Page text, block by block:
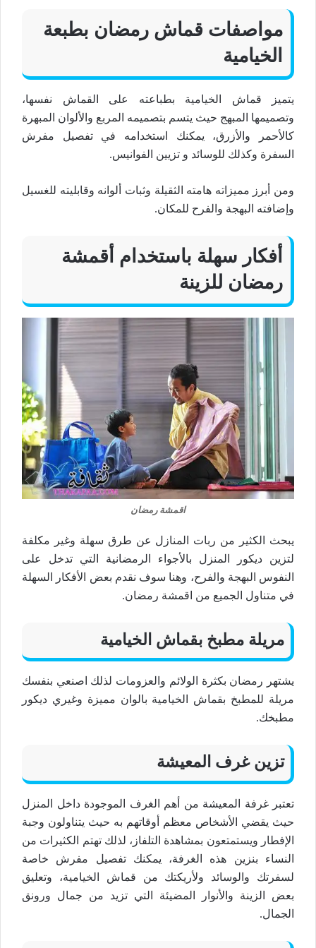
مواصفات قماش رمضان بطبعة
الخيامية
يتميز قماش الخيامية بطباعته على القماش نفسها،
وتصميمها المبهج حيث يتسم بتصميمه المربع والألوان المبهرة
كالأحمر والأزرق، يمكنك استخدامه في تفصيل مفرش
السفرة وكذلك للوسائد و تزيين الفوانيس.
ومن أبرز مميزاته هامته الثقيلة وثبات ألوانه وقابليته للغسيل
وإضافته البهجة والفرح للمكان.
أفكار سهلة باستخدام أقمشة
رمضان للزينة
اقمشة رمضان
يبحث الكثير من ربات المنازل عن طرق سهلة وغير مكلفة
لتزين ديكور المنزل بالأجواء الرمضانية التي تدخل على
النفوس البهجة والفرح، وهنا سوف نقدم بعض الأفكار السهلة
في متناول الجميع من اقمشة رمضان.
مريلة مطبخ بقماش الخيامية
يشتهر رمضان بكثرة الولائم والعزومات لذلك اصنعي بنفسك
مريلة للمطبخ بقماش الخيامية بالوان مميزة وغيري ديكور
مطبخك.
تزين غرف المعيشة
تعتبر غرفة المعيشة من أهم الغرف الموجودة داخل المنزل
حيث يقضي الأشخاص معظم أوقاتهم به حيث يتناولون وجبة
الإفطار ويستمتعون بمشاهدة التلفاز، لذلك تهتم الكثيرات من
النساء بنزين هذه الغرفة، يمكنك تفصيل مفرش خاصة
لسفرتك والوسائد ولأريكتك من قماش الخيامية، وتعليق
بعض الزينة والأنوار المضيئة التي تزيد من جمال ورونق
الجمال.